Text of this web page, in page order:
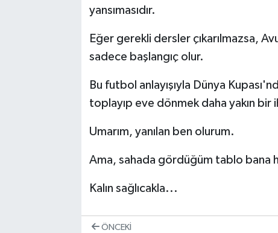
yansımasıdır.
Eğer gerekli dersler çıkarılmazsa,
sadece başlangıç olur.
Bu futbol anlayışıyla Dünya
toplayıp eve dönmek daha yakın
Umarım, yanılan ben olurum.
Ama, sahada gördüğüm tablo bana
Kalın sağlıcakla...
ÖNCEKI